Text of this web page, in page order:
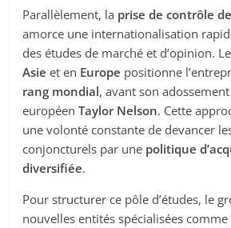
Parallèlement, la prise de contrôle
amorce une internationalisation
des études de marché et d’opinion.
Asie et en Europe positionne
rang mondial, avant son
européenTaylor Nelson. Cette
une volonté constante de devancer
conjoncturels par une politique
diversifiée.
Pour structurer ce pôle d’études, le
nouvelles entités spécialisées